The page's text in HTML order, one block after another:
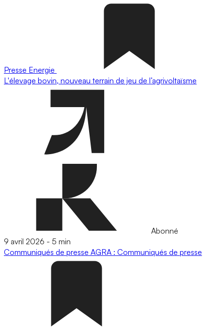
Presse Energie
L'élevage bovin, nouveau terrain de jeu de l’agrivoltaïsme
Abonné
9 avril 2026 - 5 min
Communiqués de presse AGRA : Communiqués de presse